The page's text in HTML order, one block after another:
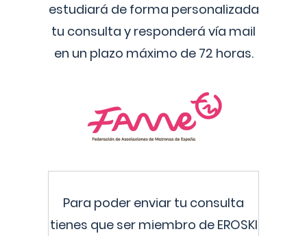
estudiará de forma personalizada
tu consulta y responderá vía mail
en un plazo máximo de 72 horas.
Para poder enviar tu consulta
tienes que ser miembro de EROSKI